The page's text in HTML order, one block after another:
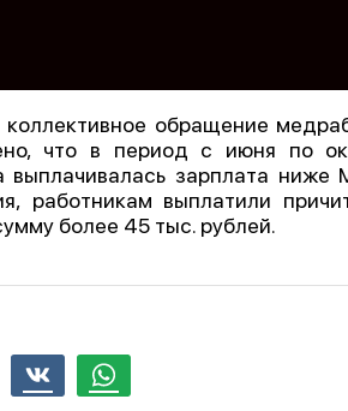
коллективное обращение
что в период с июня по
зарплата ниже
работникам выплатили
более 45 тыс. рублей.
Whatsapp